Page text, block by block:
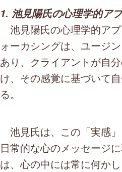
1. 池見陽氏の心理学的ア
池見陽氏の心理学的ア
ォーカシングは、ユージ
あり、クライアントが自
け、その感覚に基づいて
る。
池見氏は、この「実感」
日常的な心のメッセージ
は、心の中には常に何か